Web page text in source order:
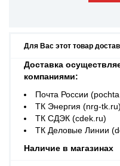
Для Вас этот товар
Доставка
компаниями:
Почта России
ТК Энергия (nrg-tk.ru)
ТК СДЭК (cdek.ru)
ТК Деловые Линии
Наличие в магазинах